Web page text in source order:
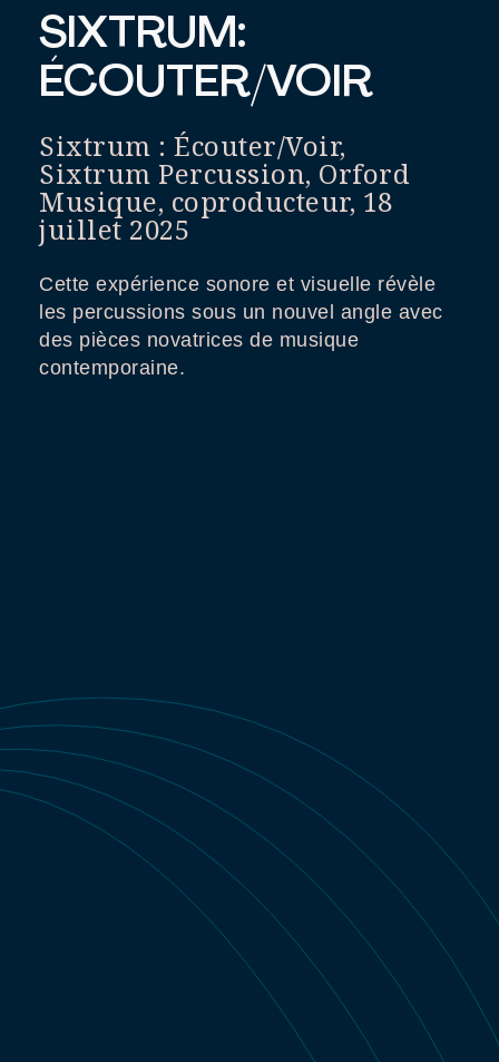
SIXTRUM:
ÉCOUTER/VOIR
Sixtrum : Écouter/Voir,
Sixtrum Percussion, Orford
Musique, coproducteur, 18
juillet 2025
Cette expérience sonore et visuelle révèle
les percussions sous un nouvel angle avec
des pièces novatrices de musique
contemporaine.